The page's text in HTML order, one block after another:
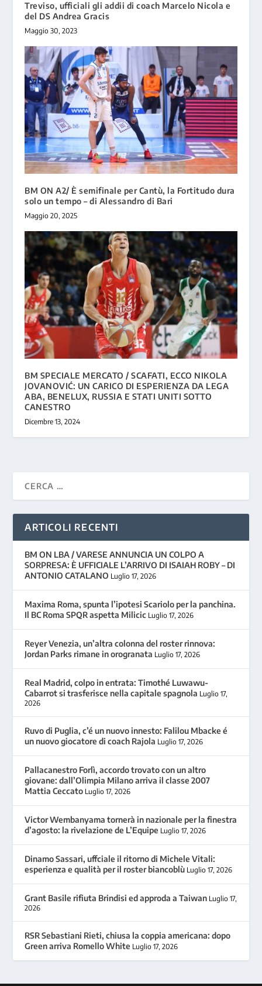
Treviso, ufficiali gli addii di coach Marcelo Nicola e
del DS Andrea Gracis
Maggio 30, 2023
BM ON A2/ È semifinale per Cantù, la Fortitudo dura
solo un tempo – di Alessandro di Bari
Maggio 20, 2025
BM SPECIALE MERCATO / SCAFATI, ECCO NIKOLA
JOVANOVIĆ: UN CARICO DI ESPERIENZA DA LEGA
ABA, BENELUX, RUSSIA E STATI UNITI SOTTO
CANESTRO
Dicembre 13, 2024
ARTICOLI RECENTI
BM ON LBA / VARESE ANNUNCIA UN COLPO A
SORPRESA: È UFFICIALE L’ARRIVO DI ISAIAH ROBY – DI
ANTONIO CATALANO Luglio 17, 2026
Maxima Roma, spunta l’ipotesi Scariolo per la panchina.
Il BC Roma SPQR aspetta Milicic Luglio 17, 2026
Reyer Venezia, un’altra colonna del roster rinnova:
Jordan Parks rimane in orogranata Luglio 17, 2026
Real Madrid, colpo in entrata: Timothé Luwawu-
Cabarrot si trasferisce nella capitale spagnola Luglio 17,
2026
Ruvo di Puglia, c’é un nuovo innesto: Falilou Mbacke é
un nuovo giocatore di coach Rajola Luglio 17, 2026
Pallacanestro Forlì, accordo trovato con un altro
giovane: dall’Olimpia Milano arriva il classe 2007
Mattia Ceccato Luglio 17, 2026
Victor Wembanyama tornerà in nazionale per la finestra
d’agosto: la rivelazione de L’Equipe Luglio 17, 2026
Dinamo Sassari, uffciale il ritorno di Michele Vitali:
esperienza e qualità per il roster biancoblù Luglio 17, 2026
Grant Basile rifiuta Brindisi ed approda a Taiwan Luglio 17,
2026
RSR Sebastiani Rieti, chiusa la coppia americana: dopo
Green arriva Romello White Luglio 17, 2026